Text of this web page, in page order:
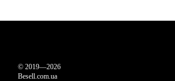
© 2019—2026
Besell.com.ua